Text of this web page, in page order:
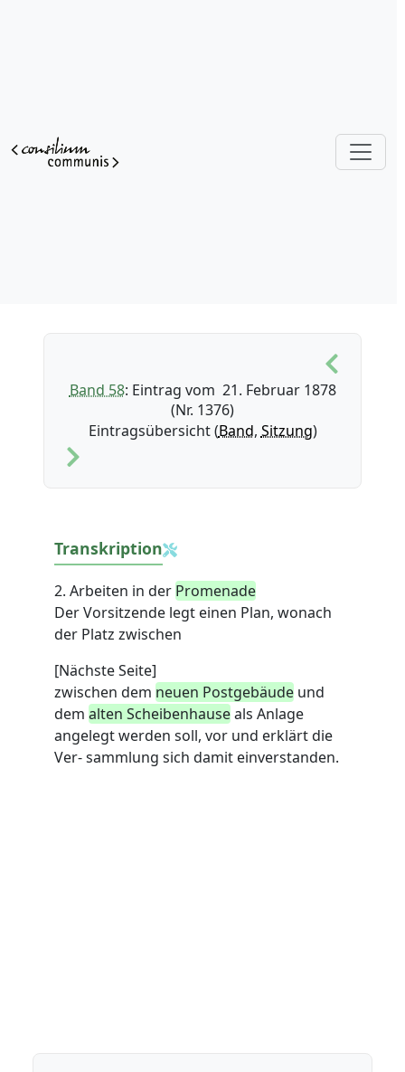
Band 58: Eintrag vom 21. Februar 1878
(Nr. 1376)
Eintragsübersicht (Band, Sitzung)
Transkription
2. Arbeiten in der Promenade
Der Vorsitzende legt einen Plan, wonach
der Platz zwischen
[Nächste Seite]
zwischen dem neuen Postgebäude und
demalten Scheibenhauseals Anlage
angelegt werden soll, vor und erklärt die
Ver- sammlung sich damit einverstanden.